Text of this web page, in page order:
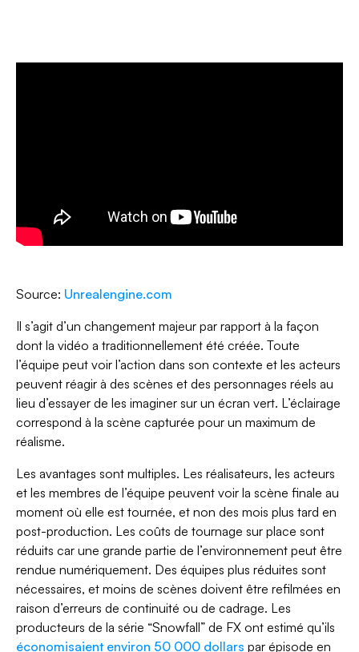
Source: Unrealengine.com
Il s’agit d’un changement majeur par rapport à la façon
dont la vidéo a traditionnellement été créée. Toute
l’équipe peut voir l’action dans son contexte et les acteurs
peuvent réagir à des scènes et des personnages réels au
lieu d’essayer de les imaginer sur un écran vert. L’éclairage
correspond à la scène capturée pour un maximum de
réalisme.
Les avantages sont multiples. Les réalisateurs, les acteurs
et les membres de l’équipe peuvent voir la scène finale au
moment où elle est tournée, et non des mois plus tard en
post-production. Les coûts de tournage sur place sont
réduits car une grande partie de l’environnement peut être
rendue numériquement. Des équipes plus réduites sont
nécessaires, et moins de scènes doivent être refilmées en
raison d’erreurs de continuité ou de cadrage. Les
producteurs de la série “Snowfall” de FX ont estimé qu’ils
économisaient environ 50 000 dollars par épisode en